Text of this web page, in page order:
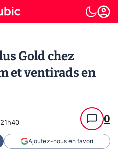
Gold chez
et ventirads en
0
Ajoutez-nous en favori